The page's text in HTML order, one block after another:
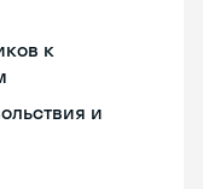
к
и